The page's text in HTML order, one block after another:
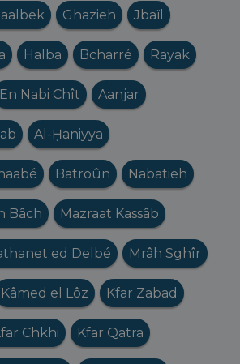
Ghazieh Jbaïl
Halba Bcharré Rayak
En Nabi Chît Aanjar
Al-Ḥaniyya
Batroûn Nabatieh
Bâch Mazraat Kassâb
ed Delbé Mrâh Sghîr
Kâmed el Lôz Kfar Zabad
Chkhi Kfar Qatra